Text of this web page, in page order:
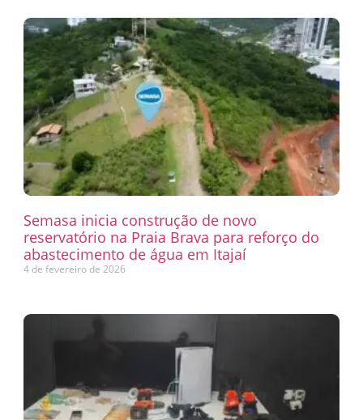
Semasa inicia construção de novo
reservatório na Praia Brava para reforço do
abastecimento de água em Itajaí
4 de fevereiro de 2026